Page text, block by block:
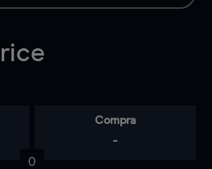
Compra
-
0